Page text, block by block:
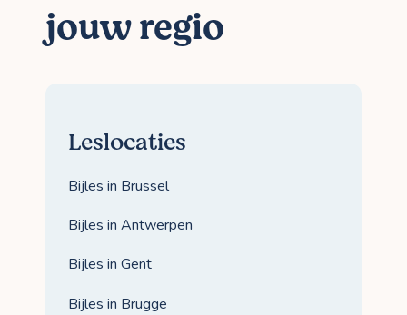
jouw regio
Leslocaties
Bijles in Brussel
Bijles in Antwerpen
Bijles in Gent
Bijles in Brugge